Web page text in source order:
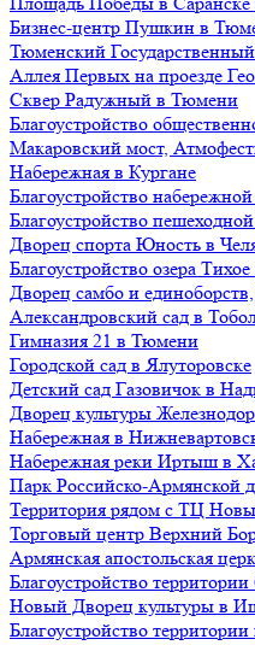
Бизнес-центр Пушкин в
Тюменский
Аллея Первых на проезде
Сквер Радужный в Тюмени
Благоустройство
Макаровский мост,
Набережная в Кургане
Благоустройство
Благоустройство
Дворец спорта Юность в
Благоустройство озера
Дворец самбо и
Александровский сад в
Гимназия 21 в Тюмени
Городской сад в Ялуторовске
Детский сад Газовичок в
Дворец культуры
Набережная в
Набережная реки Иртыш в
Парк Российско-Армянской
Территория рядом с ТЦ
Торговый центр Верхний
Армянская апостольская
Благоустройство
Нoвый Двoрeц культуры в
Благоустройство